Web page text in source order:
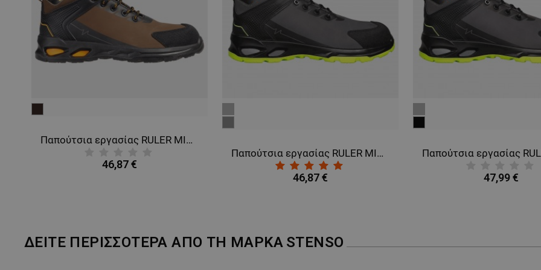
Παπούτσια εργασίας RULER MID O2 SR BROWN/BLACK
46,87 €
Παπούτσια εργασίας RULER MID O2 SR GREY/GREEN
46,87 € 47,99 €
ΔΕΙΤΕ ΠΕΡΙΣΣΟΤΕΡΑ ΑΠΟ ΤΗ ΜΑΡΚΑ STENSO